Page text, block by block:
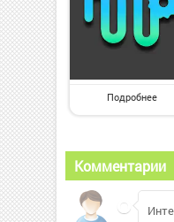
Подробнее
Комментарии